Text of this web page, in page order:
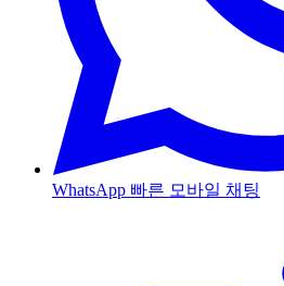
WhatsApp 빠른 모바일 채팅